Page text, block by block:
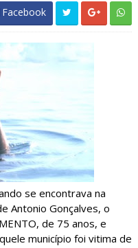
Facebook
se encontrava na
Antonio Gonçalves, o
de 75 anos, e
município foi vitima de